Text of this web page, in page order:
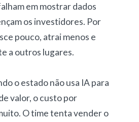
em mostrar dados
os investidores. Por
pouco, atrai menos e
a outros lugares.
o estado não usa IA para
valor, o custo por
O time tenta vender o